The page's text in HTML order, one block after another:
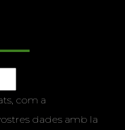
com a
dades amb la